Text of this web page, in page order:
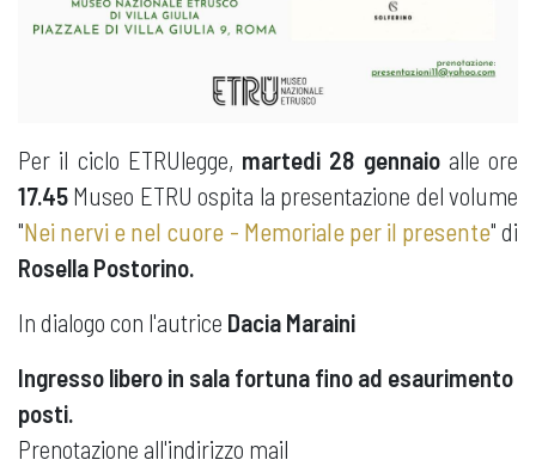
Per il ciclo ETRUlegge, martedi 28 gennaio alle ore
17.45 Museo ETRU ospita la presentazione del volume
"Nei nervi e nel cuore - Memoriale per il presente" di
Rosella Postorino.
In dialogo con l'autrice Dacia Maraini
Ingresso libero in sala fortuna fino ad esaurimento
posti.
Prenotazione all'indirizzo mail